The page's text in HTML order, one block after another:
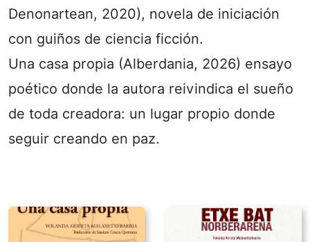
Denonartean, 2020), novela de iniciación
con guiños de ciencia ficción.
Una casa propia (Alberdania, 2026) ensayo
poético donde la autora reivindica el sueño
de toda creadora: un lugar propio donde
seguir creando en paz.